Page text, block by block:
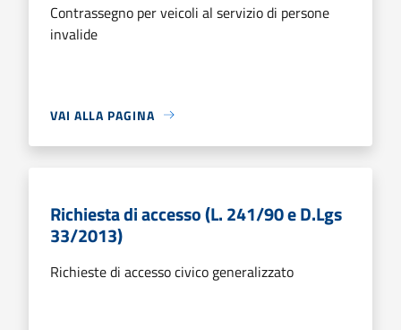
Contrassegno per veicoli al servizio di persone
invalide
VAI ALLA PAGINA
Richiesta di accesso (L. 241/90 e D.Lgs
33/2013)
Richieste di accesso civico generalizzato